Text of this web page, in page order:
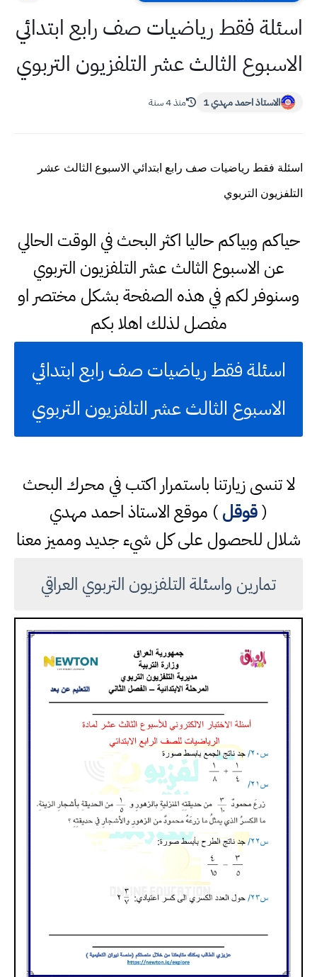
اسئلة فقط رياضيات صف رابع ابتدائي
الاسبوع الثالث عشر التلفزيون التربوي
الاستاذ احمد مهدي 1 منذ 4 سنة
اسئلة فقط رياضيات صف رابع ابتدائي الاسبوع الثالث عشر
التلفزيون التربوي
حياكم وبياكم حاليا اكثر البحث في الوقت الحالي
عن الاسبوع الثالث عشر التلفزيون التربوي
وسنوفر لكم في هذه الصفحة بشكل مختصر او
مفصل لذلك اهلا بكم
اسئلة فقط رياضيات صف رابع ابتدائي
الاسبوع الثالث عشر التلفزيون التربوي
لا تنسى زيارتنا باستمرار اكتب في محرك البحث
(قوقل) موقع الاستاذ احمد مهدي
شلال للحصول على كل شيء جديد ومميز معنا
تمارين واسئلة التلفزيون التربوي العراقي